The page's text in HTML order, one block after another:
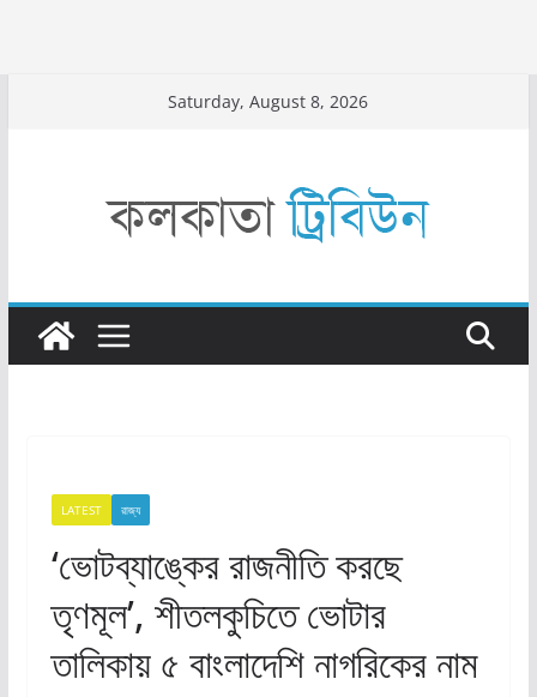
Saturday, August 8, 2026
LATEST রাজ্য​
‘ভোটব্যাঙ্কের রাজনীতি করছে
তৃণমূল’, শীতলকুচিতে ভোটার
তালিকায় ৫ বাংলাদেশি নাগরিকের নাম